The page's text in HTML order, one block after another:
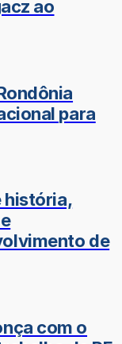
ao
para
história,
de
com o